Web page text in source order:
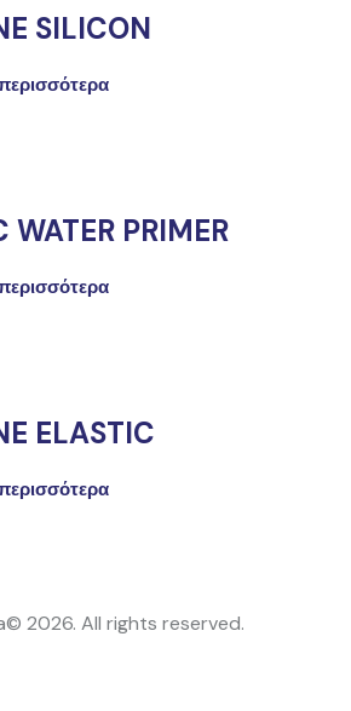
SILICON
WATER PRIMER
ELASTIC
2026. All rights reserved.